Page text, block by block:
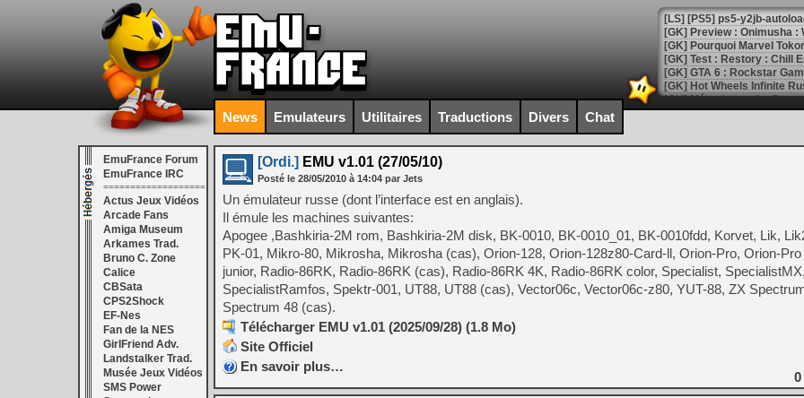
[LS] [PS5] ps5-y2jb-
[GK] Pourquoi Marvel
[GK] Test : Restory : Chill
[GK] GTA 6 : Rockstar
[GK] Hot Wheels Infinite
[GK] Mémoire cash -
[GK] Résultats Nintendo :
[GK] Déjà des
[Mo5] Brickboy cherche à
[GK] Minecraft et ses «
[GK] Beast of
[GK] Ubisoft : fin de partie
[GK] Mémoire cash -
[GK] Dan Houser (GTA)
[GK] Comment EA Sports
[GK] Crimson Moon : un
[GK] Isle of Reveries : le
[GK] Moonlighter 2 : The
[GK] Capcom relance
[Mo5] Deux inédits du
[GK] Le beat'em up The
News Emulateurs Utilitaires Traductions Divers Chat
EmuFrance Forum
EmuFrance IRC
===================
Actus Jeux Vidéos
Arcade Fans
Amiga Museum
Arkames Trad.
Bruno C. Zone
Calice
CBSata
CPS2Shock
EF-Nes
Fan de la NES
GirlFriend Adv.
Landstalker Trad.
Musée Jeux Vidéos
SMS Power
[Ordi.] EMU v1.01 (27/05/10)
Posté le 28/05/2010 à 14:04 par Jets
Un émulateur russe (dont l’interface est en anglais).
Il émule les machines suivantes:
Apogee ,Bashkiria-2M rom, Bashkiria-2M disk, BK-0010, BK-0010_01, BK-0010fdd, Korvet, Lik,
PK-01, Mikro-80, Mikrosha, Mikrosha (cas), Orion-128, Orion-128z80-Card-ll, Orion-Pro, Orion-Pro
junior, Radio-86RK, Radio-86RK (cas), Radio-86RK 4K, Radio-86RK color, Specialist, SpecialistMX,
SpecialistRamfos, Spektr-001, UT88, UT88 (cas), Vector06c, Vector06c-z80, YUT-88, ZX
Spectrum 48 (cas).
Télécharger EMU v1.01 (2025/09/28) (1.8 Mo)
Site Officiel
En savoir plus…
0